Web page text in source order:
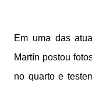
Em uma das
Martín postou
no quarto e